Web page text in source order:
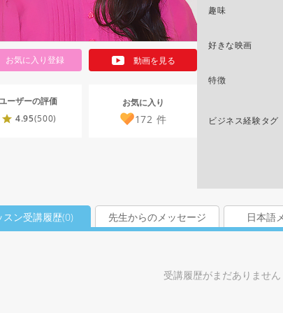
お気に入り登録 動画を見る
ーザーの評価
4.95(500)
お気に入り
172 件
趣味
好きな映画
特徴
ビジネス経験タグ
スン受講履歴(0) 先生からのメッセージ 日本語
受講履歴がまだありません